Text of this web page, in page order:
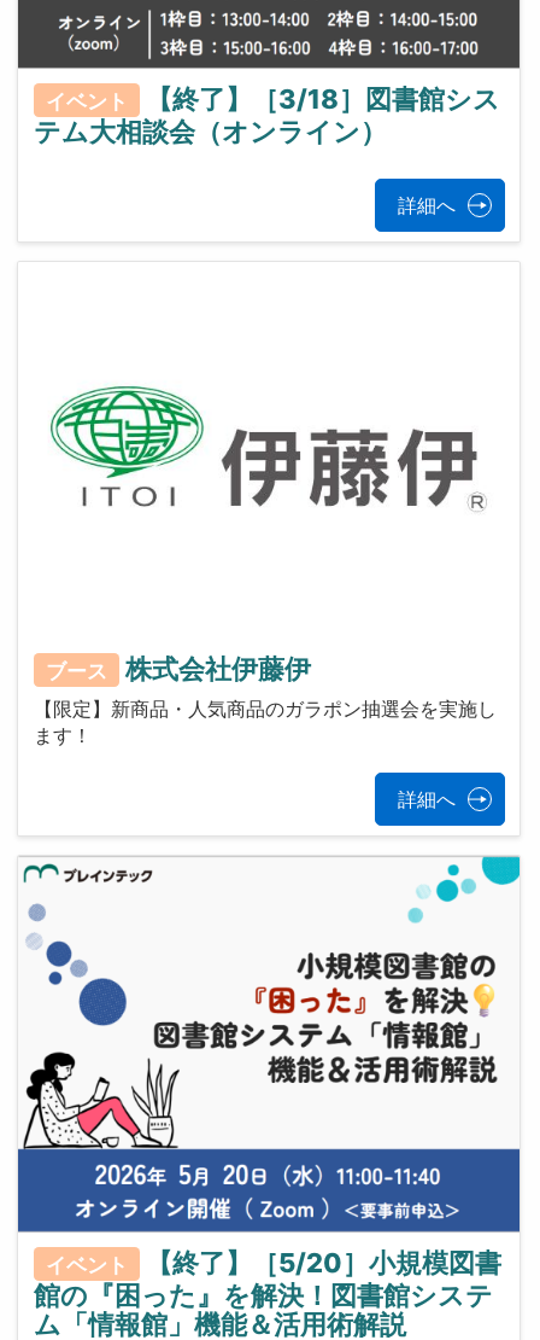
イベント
【終了】［3/18］図書館シス
テム大相談会（オンライン）
詳細へ
ブース 株式会社伊藤伊
【限定】新商品・人気商品のガラポン抽選会を実施し
ます！
詳細へ
イベント
【終了】［5/20］小規模図書
館の『困った』を解決！図書館システ
ム「情報館」機能＆活用術解説